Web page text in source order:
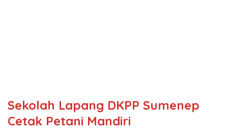
Sekolah Lapang DKPP Sumenep
Cetak Petani Mandiri